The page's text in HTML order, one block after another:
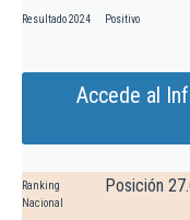
Resultado 2024 Positivo
Accede al
Ranking
Nacional
Posición